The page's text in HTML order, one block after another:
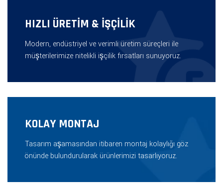
HIZLI ÜRETİM & İŞÇİLİK
Modern, endüstriyel ve verimli üretim süreçleri ile
müşterilerimize nitelikli işçilik fırsatları sunuyoruz.
KOLAY MONTAJ
Tasarım aşamasından itibaren montaj kolaylığı göz
önünde bulundurularak ürünlerimizi tasarlıyoruz.